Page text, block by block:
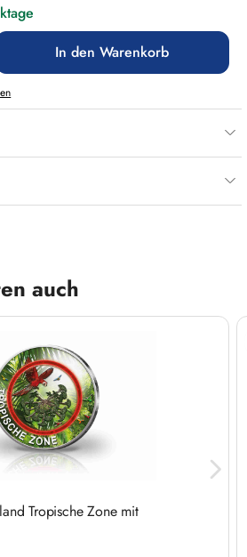
den gewünschten Wert
In den Warenkorb
auch
Tropische Zone mit